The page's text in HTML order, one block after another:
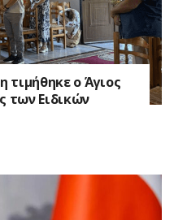
τιμήθηκε ο Άγιος
των Ειδικών